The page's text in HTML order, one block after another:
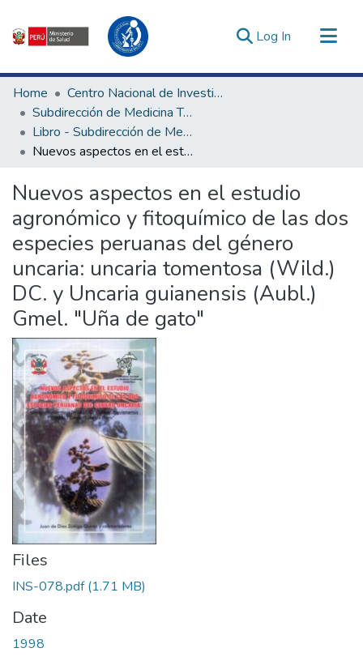
Log In (current)
Communities & Collections
All of DSpace
Statistics
Estadísticas Externas
Enlaces de interés ▾
Home
Centro Nacional de Investigación Social e Interculturalidad en Salud
Subdirección de Medicina Tradicional, Interculturalidad e Investigación Social en Salud
Libro - Subdirección de Medicina Tradicional, Interculturalidad e Investigación Social en Salud
Nuevos aspectos en el estudio agronómico y fitoquímico de las dos especies peruanas del género uncaria: uncaria tomentosa (Wild.) DC. y Uncaria guianensis (Aubl.) Gmel. "Uña de gato"
Nuevos aspectos en el estudio
agronómico y fitoquímico de las dos
especies peruanas del género
uncaria: uncaria tomentosa (Wild.)
DC. y Uncaria guianensis (Aubl.)
Gmel. "Uña de gato"
Files
INS-078.pdf(1.71 MB)
Date
1998